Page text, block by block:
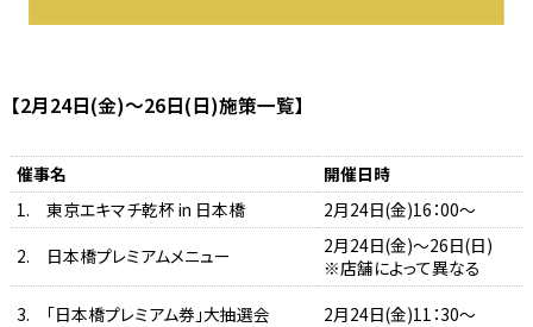
【2月24日(金)～26日(日)施策一覧】
催事名 開催日時
1. 東京エキマチ乾杯 in 日本橋
2月24日(金)16：00～
2. 日本橋プレミアムメニュー
2月24日(金)～26日(日)
※店舗によって異なる
3. 「日本橋プレミアム券」大抽選会 2月24日(金)11：30～